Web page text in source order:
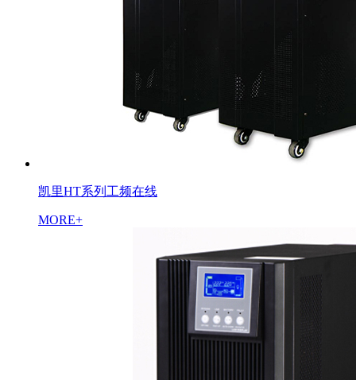
凯里HT系列工频在线
MORE+